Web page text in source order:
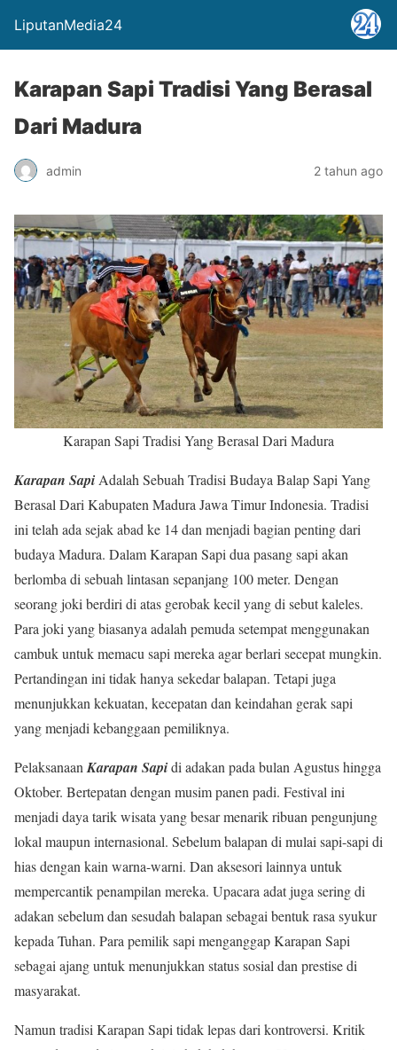
LiputanMedia24
Karapan Sapi Tradisi Yang Berasal
Dari Madura
admin 2 tahun ago
Karapan Sapi Tradisi Yang Berasal Dari Madura
Karapan Sapi Adalah Sebuah Tradisi Budaya Balap Sapi Yang
Berasal Dari Kabupaten Madura Jawa Timur Indonesia. Tradisi
ini telah ada sejak abad ke 14 dan menjadi bagian penting dari
budaya Madura. Dalam Karapan Sapi dua pasang sapi akan
berlomba di sebuah lintasan sepanjang 100 meter. Dengan
seorang joki berdiri di atas gerobak kecil yang di sebut kaleles.
Para joki yang biasanya adalah pemuda setempat menggunakan
cambuk untuk memacu sapi mereka agar berlari secepat mungkin.
Pertandingan ini tidak hanya sekedar balapan. Tetapi juga
menunjukkan kekuatan, kecepatan dan keindahan gerak sapi
yang menjadi kebanggaan pemiliknya.
PelaksanaanKarapan Sapidi adakan pada bulan Agustus hingga
Oktober. Bertepatan dengan musim panen padi. Festival ini
menjadi daya tarik wisata yang besar menarik ribuan pengunjung
lokal maupun internasional. Sebelum balapan di mulai sapi-sapi di
hias dengan kain warna-warni. Dan aksesori lainnya untuk
mempercantik penampilan mereka. Upacara adat juga sering di
adakan sebelum dan sesudah balapan sebagai bentuk rasa syukur
kepada Tuhan. Para pemilik sapi menganggap Karapan Sapi
sebagai ajang untuk menunjukkan status sosial dan prestise di
masyarakat.
Namun tradisi Karapan Sapi tidak lepas dari kontroversi. Kritik